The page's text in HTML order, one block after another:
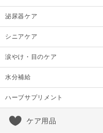
泌尿器ケア
シニアケア
涙やけ・目のケア
水分補給
ハーブサプリメント
ケア用品